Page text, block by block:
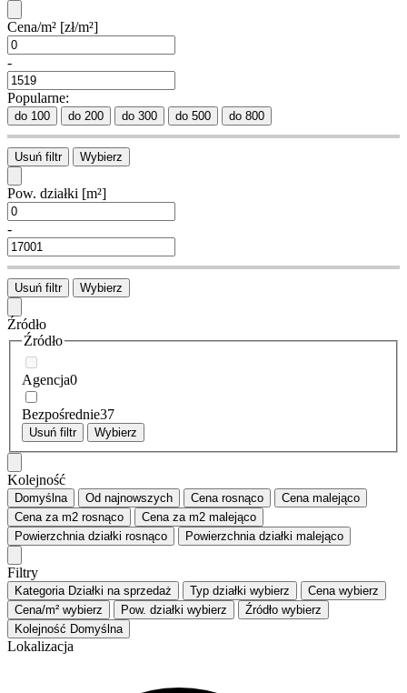
Cena/m² [zł/m²]
-
Popularne:
do 100 do 200 do 300 do 500 do 800
Usuń filtr Wybierz
Pow. działki [m²]
-
Usuń filtr Wybierz
Źródło
Źródło
Agencja0
Bezpośrednie37
Usuń filtr Wybierz
Kolejność
Domyślna Od najnowszych Cenarosnąco Cenamalejąco
Cena za m2 rosnąco Cena za m2 malejąco
Powierzchnia działki rosnąco Powierzchnia działki malejąco
Filtry
Kategoria Działki na sprzedaż Typ działki wybierz Cena wybierz
Cena/m² wybierz Pow. działki wybierz Źródło wybierz
Kolejność Domyślna
Lokalizacja